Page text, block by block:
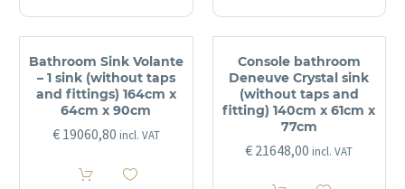
Bathroom Sink Volante
– 1 sink (without taps
and fittings) 164cm x
64cm x 90cm
€19060,80 incl. VAT
Console bathroom
Deneuve Crystal sink
(without taps and
fitting) 140cm x 61cm x
77cm
€ 21648,00 incl. VAT